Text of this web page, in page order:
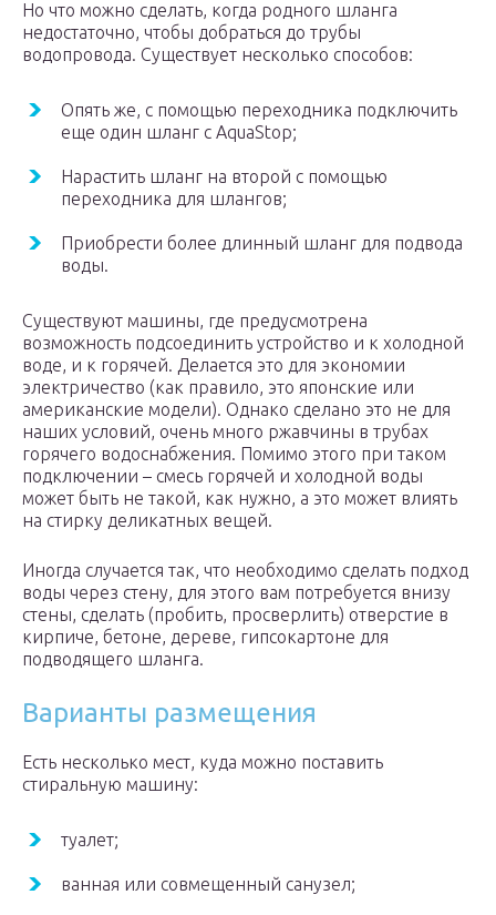
Но что можно сделать, когда родного шланга
недостаточно, чтобы добраться до трубы
водопровода. Существует несколько способов:
Опять же, с помощью переходника подключить
еще один шланг с AquaStop;
Нарастить шланг на второй с помощью
переходника для шлангов;
Приобрести более длинный шланг для подвода
воды.
Существуют машины, где предусмотрена
возможность подсоединить устройство и к холодной
воде, и к горячей. Делается это для экономии
электричество (как правило, это японские или
американские модели). Однако сделано это не для
наших условий, очень много ржавчины в трубах
горячего водоснабжения. Помимо этого при таком
подключении – смесь горячей и холодной воды
может быть не такой, как нужно, а это может влиять
на стирку деликатных вещей.
Иногда случается так, что необходимо сделать подход
воды через стену, для этого вам потребуется внизу
стены, сделать (пробить, просверлить) отверстие в
кирпиче, бетоне, дереве, гипсокартоне для
подводящего шланга.
Варианты размещения
Есть несколько мест, куда можно поставить
стиральную машину:
туалет;
ванная или совмещенный санузел;